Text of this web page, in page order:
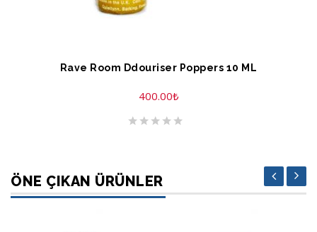
SEPETE EKLE
Rave Room Ddouriser Poppers 10 ML
400.00₺
ÖNE ÇIKAN ÜRÜNLER